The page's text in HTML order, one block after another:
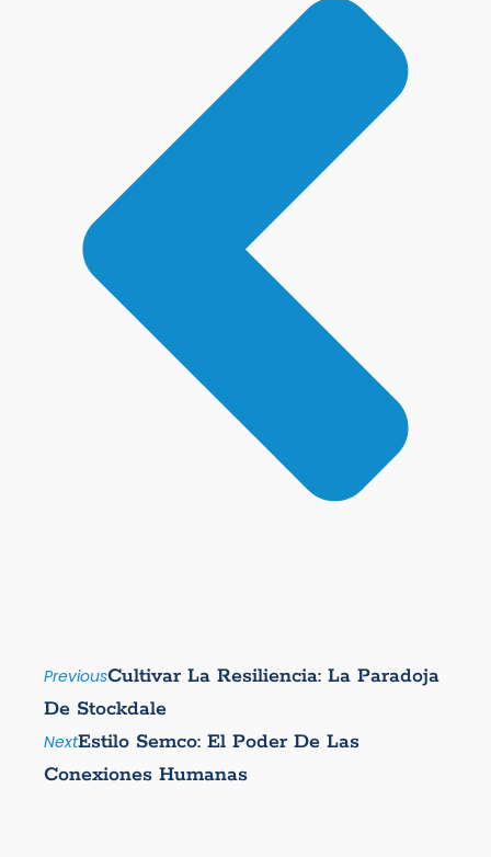
PreviousCultivar La Resiliencia: La Paradoja
De Stockdale
NextEstilo Semco: El Poder De Las
Conexiones Humanas